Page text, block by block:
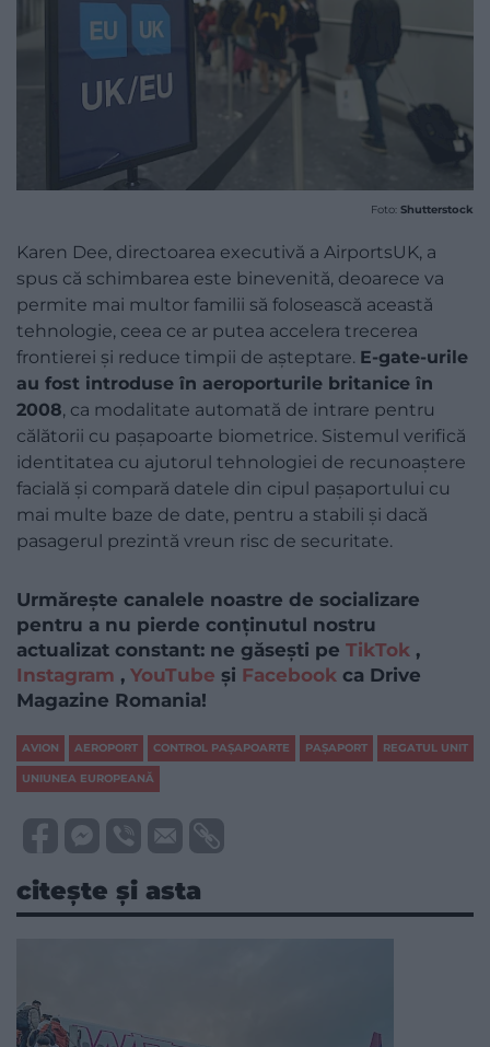
Foto: Shutterstock
Karen Dee, directoarea executivă a AirportsUK, a
spus că schimbarea este binevenită, deoarece va
permite mai multor familii să folosească această
tehnologie, ceea ce ar putea accelera trecerea
frontierei și reduce timpii de așteptare. E-gate-urile
au fost introduse în aeroporturile britanice în
2008, ca modalitate automată de intrare pentru
călătorii cu pașapoarte biometrice. Sistemul verifică
identitatea cu ajutorul tehnologiei de recunoaștere
facială și compară datele din cipul pașaportului cu
mai multe baze de date, pentru a stabili și dacă
pasagerul prezintă vreun risc de securitate.
Urmărește canalele noastre de socializare
pentru a nu pierde conținutul nostru
actualizat constant: ne găsești pe TikTok ,
Instagram , YouTube și Facebook ca Drive
Magazine Romania!
AVION AEROPORT CONTROL PAȘAPOARTE PAȘAPORT REGATUL UNIT
UNIUNEA EUROPEANĂ
citește și asta